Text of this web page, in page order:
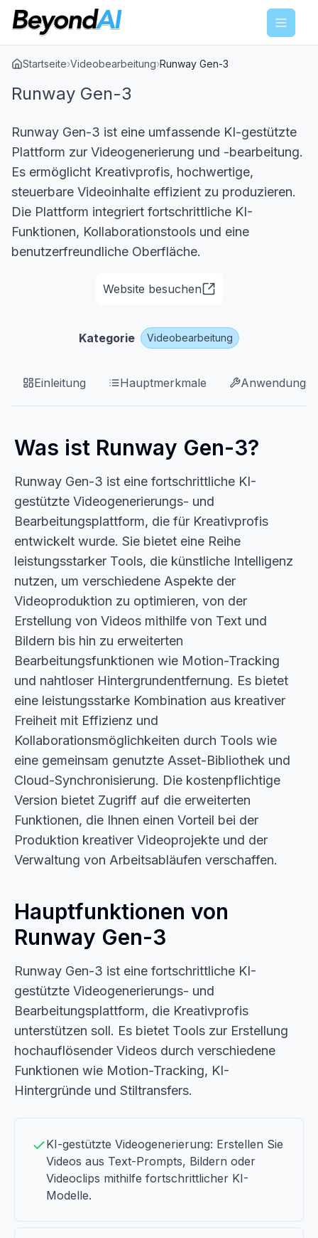
Menu
Startseite›Videobearbeitung›Runway Gen-3
Runway Gen-3
Runway Gen-3 ist eine umfassende KI-gestützte
Plattform zur Videogenerierung und -bearbeitung.
Es ermöglicht Kreativprofis, hochwertige,
steuerbare Videoinhalte effizient zu produzieren.
Die Plattform integriert fortschrittliche KI-
Funktionen, Kollaborationstools und eine
benutzerfreundliche Oberfläche.
Website besuchen
Kategorie Videobearbeitung
Einleitung Hauptmerkmale
Was ist Runway Gen-3?
Runway Gen-3 ist eine fortschrittliche KI-
gestützte Videogenerierungs- und
Bearbeitungsplattform, die für Kreativprofis
entwickelt wurde. Sie bietet eine Reihe
leistungsstarker Tools, die künstliche Intelligenz
nutzen, um verschiedene Aspekte der
Videoproduktion zu optimieren, von der
Erstellung von Videos mithilfe von Text und
Bildern bis hin zu erweiterten
Bearbeitungsfunktionen wie Motion-Tracking
und nahtloser Hintergrundentfernung. Es bietet
eine leistungsstarke Kombination aus kreativer
Freiheit mit Effizienz und
Kollaborationsmöglichkeiten durch Tools wie
eine gemeinsam genutzte Asset-Bibliothek und
Cloud-Synchronisierung. Die kostenpflichtige
Version bietet Zugriff auf die erweiterten
Funktionen, die Ihnen einen Vorteil bei der
Produktion kreativer Videoprojekte und der
Verwaltung von Arbeitsabläufen verschaffen.
Hauptfunktionen von
Runway Gen-3
Runway Gen-3 ist eine fortschrittliche KI-
gestützte Videogenerierungs- und
Bearbeitungsplattform, die Kreativprofis
unterstützen soll. Es bietet Tools zur Erstellung
hochauflösender Videos durch verschiedene
Funktionen wie Motion-Tracking, KI-
Hintergründe und Stiltransfers.
KI-gestützte Videogenerierung: Erstellen Sie
Videos aus Text-Prompts, Bildern oder
Videoclips mithilfe fortschrittlicher KI-
Modelle.